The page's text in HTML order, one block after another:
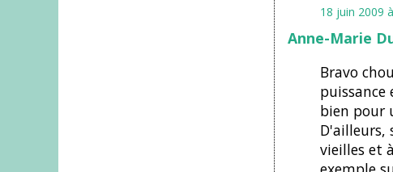
18 juin 2009
Anne-Marie
Bravo
bien pour
D'ailleurs,
vieilles et